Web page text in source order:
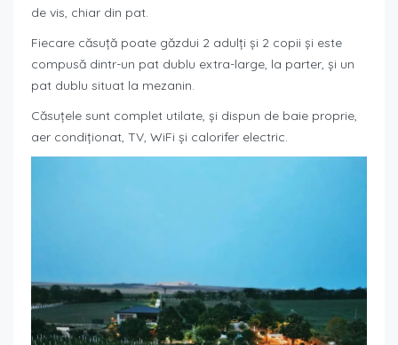
de vis, chiar din pat.
Fiecare căsuță poate găzdui 2 adulți și 2 copii și este
compusă dintr-un pat dublu extra-large, la parter, și un
pat dublu situat la mezanin.
Căsuțele sunt complet utilate, și dispun de baie proprie,
aer condiționat, TV, WiFi și calorifer electric.